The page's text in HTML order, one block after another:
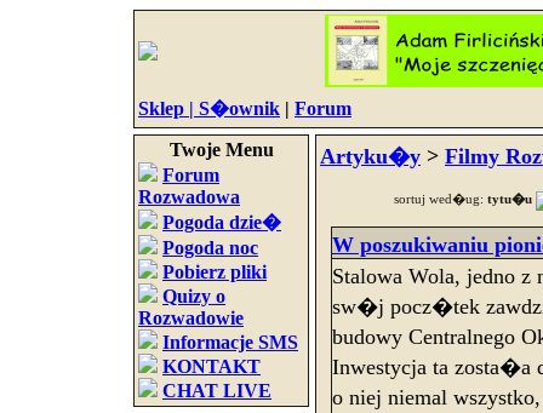
Sklep | S�ownik | Forum
Twoje Menu
Forum
Rozwadowa
Pogoda dzie�
Pogoda noc
Pobierz pliki
Quizy o
Rozwadowie
Informacje SMS
KONTAKT
CHAT LIVE
Artyku�y > Filmy
sortuj wed�ug: tytu�u
W poszukiwaniu
Stalowa Wola, jedno
sw�j pocz�tek
budowy Centralnego
Inwestycja ta zosta�a
o niej niemal